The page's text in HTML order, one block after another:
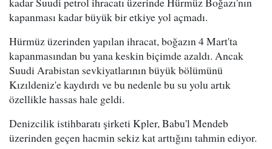
kapanması kadar büyük bir etkiye yol açmadı.
Hürmüz üzerinden yapılan ihracat, boğazın 4 Mart'ta
kapanmasından bu yana keskin biçimde azaldı. Ancak
Suudi Arabistan sevkiyatlarının büyük bölümünü
Kızıldeniz'e kaydırdı ve bu nedenle bu su yolu artık
özellikle hassas hale geldi.
Denizcilik istihbaratı şirketi Kpler, Babu'l Mendeb
üzerinden geçen hacmin sekiz kat arttığını tahmin ediyor.